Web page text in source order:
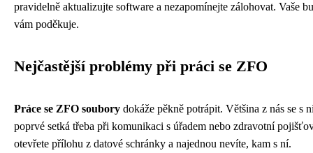
pravidelně aktualizujte software a nezapomínejte zálohovat. Vaše
vám poděkuje.
Nejčastější problémy při práci se ZFO
Práce se ZFO soubory dokáže pěkně potrápit. Většina z nás se s
poprvé setká třeba při komunikaci s úřadem nebo zdravotní
otevřete přílohu z datové schránky a najednou nevíte, kam s ní.